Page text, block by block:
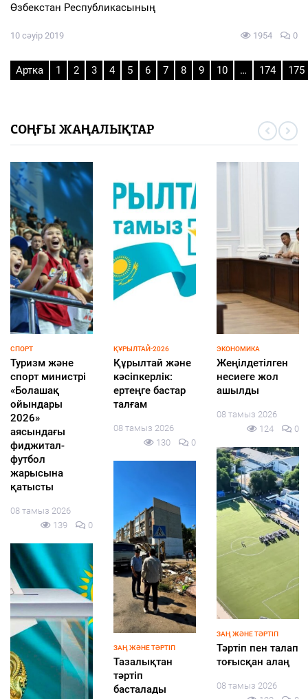
Өзбекстан Республикасының
10 сәуір 2019 1954 0
Артка 1 2 3 4 5 6 7 8 9 10 … 174 175
СОҢҒЫ ЖАҢАЛЫҚТАР
ИСКУССТВЕННЫЙ
ИНТЕЛЛЕКТ
Свыше 1900
ИИ-фильмов из
более чем 90
стран поступило
на Astana AI Film
Festival
07 тамыз 2026
146
БЕЗ РУБРИКИ
ҚҰРЫЛТАЙ-2026
ӨЗ САЙЛАУ
УЧАСКЕҢІЗДІ
ҚАЛАЙ ОҢАЙ
ТАБУҒА
ОНЛАЙН-
СЕРВИС ІСКЕ
ҚОСЫЛДЫ
146
ЗАҢ ЖӘНЕ ТӘРТІП
БҚО-да жол
қозғалысы
ережесін
жүргізуші
жауапқа
тартылды
07 тамыз 2026
161
0
ҚҰРЫЛТАЙ-2026